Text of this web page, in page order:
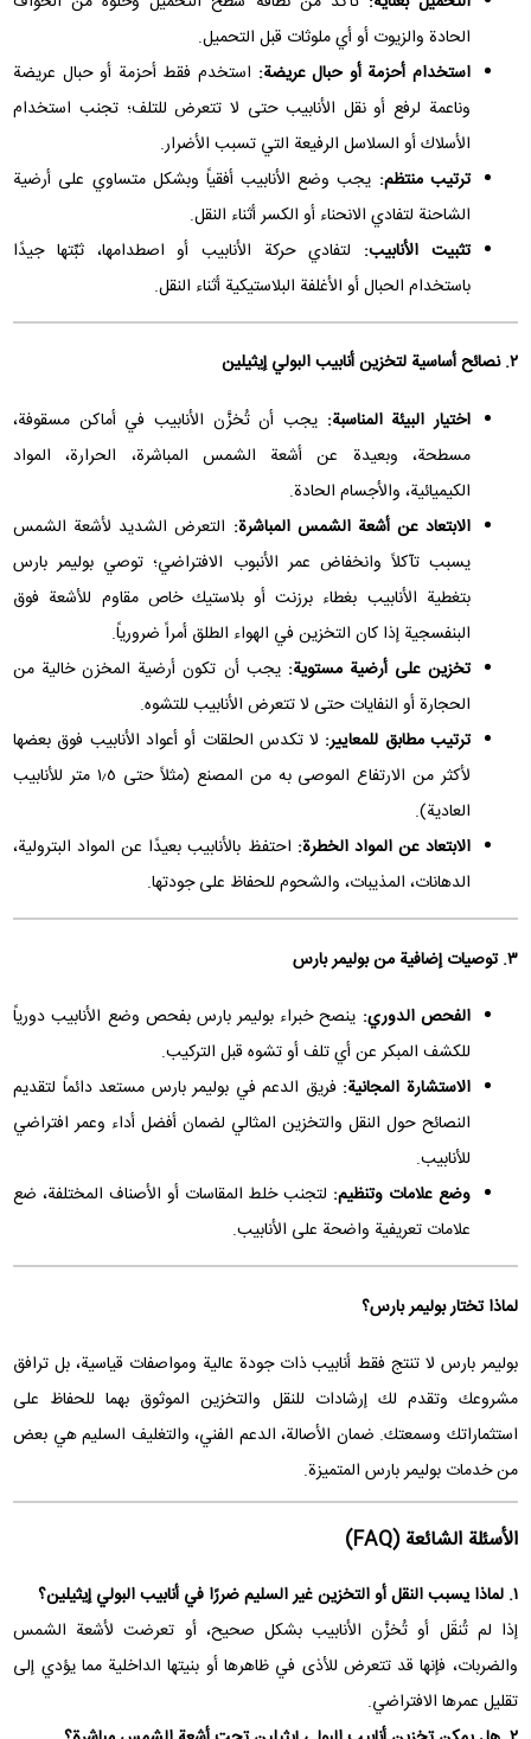
الحادة والزيوت أو أي ملوثات قبل التحميل.
استخدام أحزمة أو حبال عريضة: استخدم فقط أحزمة أو حبال عريضة
وناعمة لرفع أو نقل الأنابيب حتى لا تتعرض للتلف؛ تجنب استخدام
الأسلاك أو السلاسل الرفيعة التي تسبب الأضرار.
ترتيب منتظم: يجب وضع الأنابيب أفقياً وبشكل متساوي على أرضية
الشاحنة لتفادي الانحناء أو الكسر أثناء النقل.
تثبيت الأنابيب: لتفادي حركة الأنابيب أو اصطدامها، ثبِّتها جيدًا
باستخدام الحبال أو الأغلفة البلاستيكية أثناء النقل.
٢. نصائح أساسية لتخزين أنابيب البولي إيثيلين
اختيار البيئة المناسبة: يجب أن تُخزَّن الأنابيب في أماكن مسقوفة،
مسطحة، وبعيدة عن أشعة الشمس المباشرة، الحرارة، المواد
الكيميائية، والأجسام الحادة.
الابتعاد عن أشعة الشمس المباشرة: التعرض الشديد لأشعة الشمس
يسبب تآكلاً وانخفاض عمر الأنبوب الافتراضي؛ توصي بوليمر بارس
بتغطية الأنابيب بغطاء برزنت أو بلاستيك خاص مقاوم للأشعة فوق
البنفسجية إذا كان التخزين في الهواء الطلق أمراً ضرورياً.
تخزين على أرضية مستوية: يجب أن تكون أرضية المخزن خالية من
الحجارة أو النفايات حتى لا تتعرض الأنابيب للتشوه.
ترتيب مطابق للمعايير: لا تكدس الحلقات أو أعواد الأنابيب فوق بعضها
لأكثر من الارتفاع الموصى به من المصنع (مثلاً حتى ١٫٥ متر للأنابيب
العادية).
الابتعاد عن المواد الخطرة: احتفظ بالأنابيب بعيدًا عن المواد البترولية،
الدهانات، المذيبات، والشحوم للحفاظ على جودتها.
٣. توصيات إضافية من بوليمر بارس
الفحص الدوري: ينصح خبراء بوليمر بارس بفحص وضع الأنابيب دورياً
للكشف المبكر عن أي تلف أو تشوه قبل التركيب.
الاستشارة المجانية: فريق الدعم في بوليمر بارس مستعد دائماً لتقديم
النصائح حول النقل والتخزين المثالي لضمان أفضل أداء وعمر افتراضي
للأنابيب.
وضع علامات وتنظيم: لتجنب خلط المقاسات أو الأصناف المختلفة، ضع
علامات تعريفية واضحة على الأنابيب.
لماذا تختار بوليمر بارس؟
بوليمر بارس لا تنتج فقط أنابيب ذات جودة عالية ومواصفات قياسية، بل ترافق
مشروعك وتقدم لك إرشادات للنقل والتخزين الموثوق بهما للحفاظ على
استثماراتك وسمعتك. ضمان الأصالة، الدعم الفني، والتغليف السليم هي بعض
من خدمات بوليمر بارس المتميزة.
الأسئلة الشائعة (FAQ)
١. لماذا يسبب النقل أو التخزين غير السليم ضررًا في أنابيب البولي إيثيلين؟
إذا لم تُنقَل أو تُخزَّن الأنابيب بشكل صحيح، أو تعرضت لأشعة الشمس
والضربات، فإنها قد تتعرض للأذى في ظاهرها أو بنيتها الداخلية مما يؤدي إلى
تقليل عمرها الافتراضي.